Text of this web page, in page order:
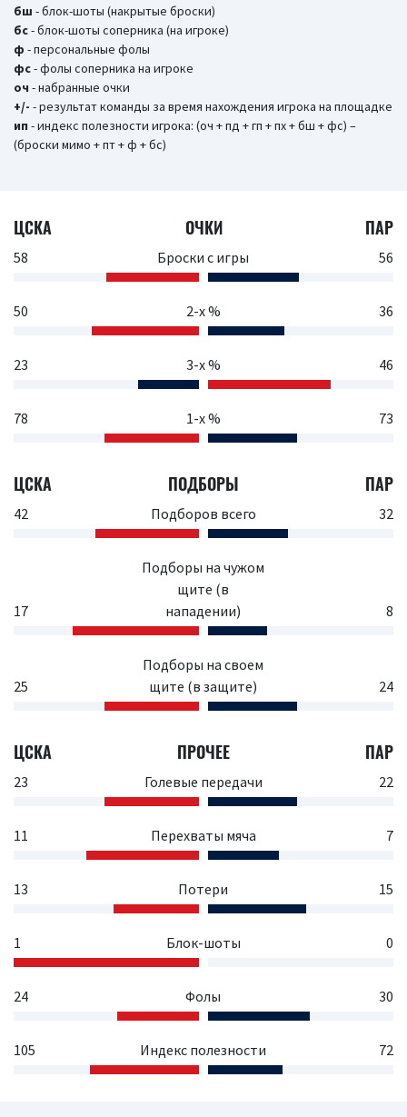
бш - блок-шоты (накрытые броски)
бc- блок-шоты соперника (на игроке)
ф - персональные фолы
фс- фолы соперника на игроке
оч - набранные очки
+/- - результат команды за время нахождения игрока на площадке
ип - индекс полезности игрока: (оч + пд + гп + пх + бш + фс) –
(броски мимо + пт + ф + бс)
ЦСКА ОЧКИ ПАР
58 Броски с игры 56
50 2-х % 36
23 3-х % 46
78 1-х % 73
ЦСКА ПОДБОРЫ ПАР
42 Подборов всего 32
17
Подборы на чужом
щите (в
нападении)
8
25
Подборы на своем
щите (в защите)
24
ЦСКА ПРОЧЕЕ ПАР
23 Голевые передачи 22
11 Перехваты мяча 7
13 Потери 15
1 Блок-шоты 0
24 Фолы 30
105 Индекс полезности 72